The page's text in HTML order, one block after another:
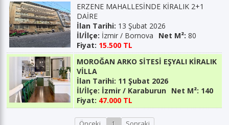
ERZENE MAHALLESİNDE KİRALIK 2+1
DAİRE
İlan Tarihi: 13 Şubat 2026
İl/İlçe: İzmir / Bornova Net M²: 80
Fiyat: 15.500 TL
MOROĞAN ARKO SİTESİ EŞYALI KİRALIK
VİLLA
İlan Tarihi: 11 Şubat 2026
İl/İlçe: İzmir / Karaburun Net M²: 140
Fiyat: 47.000 TL